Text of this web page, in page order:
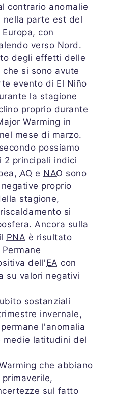
contrario anomalie
nella parte est del
con
verso Nord.
degli effetti delle
si sono avute
evento di El Niño
la stagione
proprio durante
Warming in
mese di marzo.
possiamo
2 principali indici
AO e NAO sono
proprio
stagione,
si
Ancora sulla
PNA è risultato
dell'EA con
su valori negativi
sostanziali
invernale,
l'anomalia
medie latitudini del
che abbiano
sul fatto